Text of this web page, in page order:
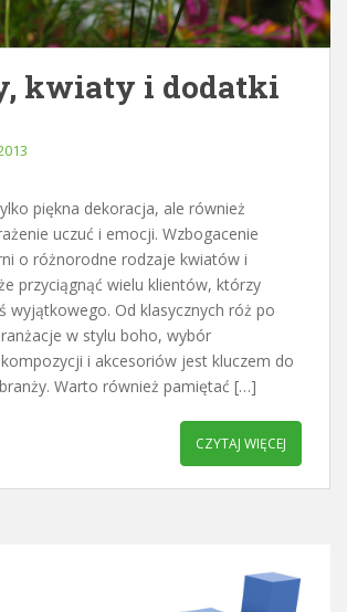
kwiaty i dodatki
piękna dekoracja, ale również
uczuć i emocji. Wzbogacenie
o różnorodne rodzaje kwiatów i
przyciągnąć wielu klientów, którzy
wyjątkowego. Od klasycznych róż po
w stylu boho, wybór
i akcesoriów jest kluczem do
Warto również pamiętać […]
CZYTAJ WIĘCEJ